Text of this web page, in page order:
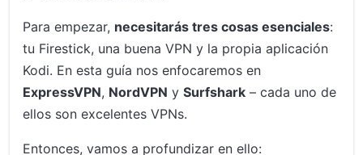
Para empezar, necesitarás tres cosas esenciales:
tu Firestick, una buena VPN y la propia aplicación
Kodi. En esta guía nos enfocaremos en
ExpressVPN, NordVPN ySurfshark – cada uno de
ellos son excelentes VPNs.
Entonces, vamos a profundizar en ello: